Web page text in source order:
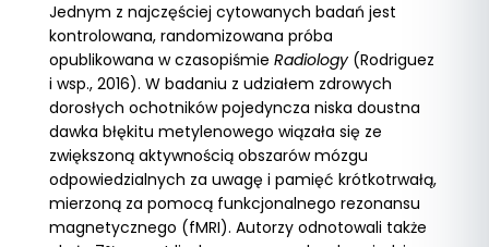
Jednym z najczęściej cytowanych badań jest
kontrolowana, randomizowana próba
opublikowana w czasopiśmie Radiology(Rodriguez
i wsp., 2016). W badaniu z udziałem zdrowych
dorosłych ochotników pojedyncza niska doustna
dawka błękitu metylenowego wiązała się ze
zwiększoną aktywnością obszarów mózgu
odpowiedzialnych za uwagę i pamięć krótkotrwałą,
mierzoną za pomocą funkcjonalnego rezonansu
magnetycznego (fMRI). Autorzy odnotowali także